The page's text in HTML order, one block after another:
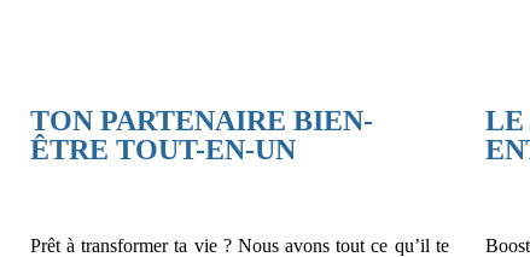
TON PARTENAIRE BIEN-
ÊTRE TOUT-EN-UN
Prêt à transformer ta vie ? Nous avons tout ce qu’il te
LE